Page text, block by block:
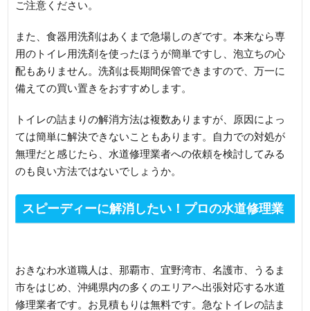
ご注意ください。
また、食器用洗剤はあくまで急場しのぎです。本来なら専
用のトイレ用洗剤を使ったほうが簡単ですし、泡立ちの心
配もありません。洗剤は長期間保管できますので、万一に
備えての買い置きをおすすめします。
トイレの詰まりの解消方法は複数ありますが、原因によっ
ては簡単に解決できないこともあります。自力での対処が
無理だと感じたら、水道修理業者への依頼を検討してみる
のも良い方法ではないでしょうか。
スピーディーに解消したい！プロの水道修理業
おきなわ水道職人は、那覇市、宜野湾市、名護市、うるま
市をはじめ、沖縄県内の多くのエリアへ出張対応する水道
修理業者です。お見積もりは無料です。急なトイレの詰ま